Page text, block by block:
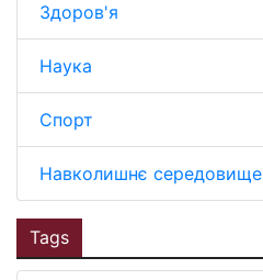
Здоров'я
Наука
Спорт
Навколишнє середовище
Tags